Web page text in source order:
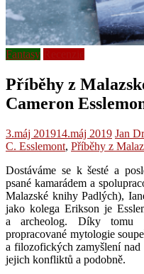
Fantasy
Příběhy z
Cameron
3.máj 201914.máj 2019 Jan
C. Esslemont, Příběhy z
Dostáváme se k šesté a
psané kamarádem a
Malazské knihy Padlých),
jako kolega Erikson je
a archeolog. Díky tomu
propracované mytologie
a filozofických zamyšlení
jejich konfliktů a podobně.